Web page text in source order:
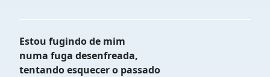
Estou fugindo de mim
numa fuga desenfreada,
tentando esquecer o passado